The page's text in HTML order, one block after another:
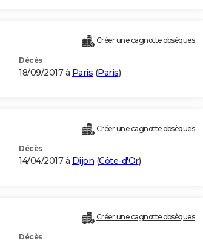
Créer une cagnotte obsèques
Décès
18/09/2017 à Paris (Paris)
Créer une cagnotte obsèques
Décès
14/04/2017 à Dijon (Côte-d'Or)
Créer une cagnotte obsèques
Décès